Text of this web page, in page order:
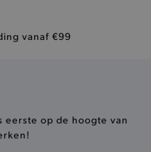
vanaf €99
eerste op de hoogte van
maar